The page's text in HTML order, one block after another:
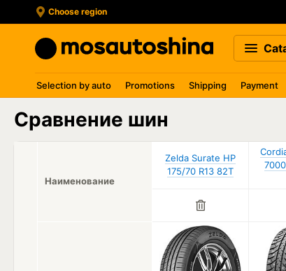
Choose region
Selection by auto Promotions Shipping Payment
Сравнение шин
Наименование
Zelda Surate HP
175/70 R13 82T